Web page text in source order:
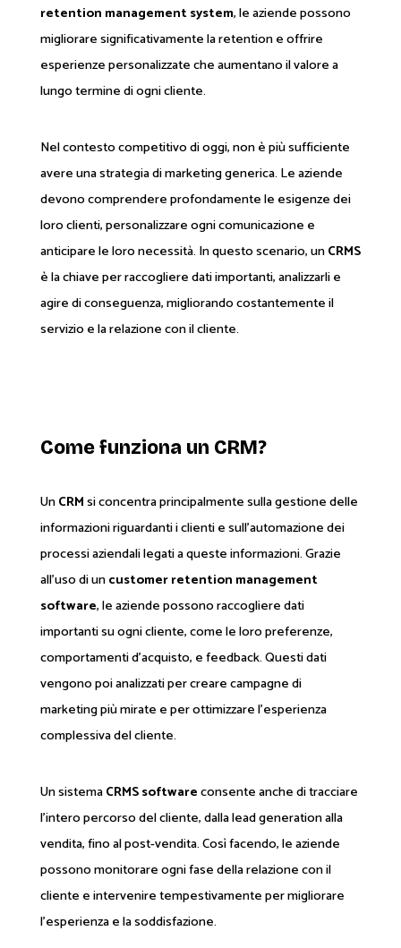
retention management system, le aziende possono
migliorare significativamente la retention e offrire
esperienze personalizzate che aumentano il valore a
lungo termine di ogni cliente.
Nel contesto competitivo di oggi, non è più sufficiente
avere una strategia di marketing generica. Le aziende
devono comprendere profondamente le esigenze dei
loro clienti, personalizzare ogni comunicazione e
anticipare le loro necessità. In questo scenario, unCRMS
è la chiave per raccogliere dati importanti, analizzarli e
agire di conseguenza, migliorando costantemente il
servizio e la relazione con il cliente.
Come funziona un CRM?
UnCRMsi concentra principalmente sulla gestione delle
informazioni riguardanti i clienti e sull'automazione dei
processi aziendali legati a queste informazioni. Grazie
all'uso di uncustomer retention management
software, le aziende possono raccogliere dati
importanti su ogni cliente, come le loro preferenze,
comportamenti d'acquisto, e feedback. Questi dati
vengono poi analizzati per creare campagne di
marketing più mirate e per ottimizzare l'esperienza
complessiva del cliente.
Un sistemaCRMS softwareconsente anche di tracciare
l'intero percorso del cliente, dalla lead generation alla
vendita, fino al post-vendita. Così facendo, le aziende
possono monitorare ogni fase della relazione con il
cliente e intervenire tempestivamente per migliorare
l'esperienza e la soddisfazione.